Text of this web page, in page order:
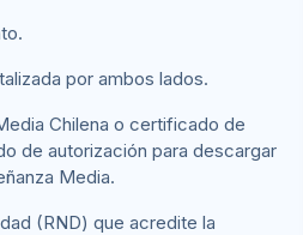
por ambos lados.
Chilena o certificado de
de autorización para descargar
Media.
(RND) que acredite la